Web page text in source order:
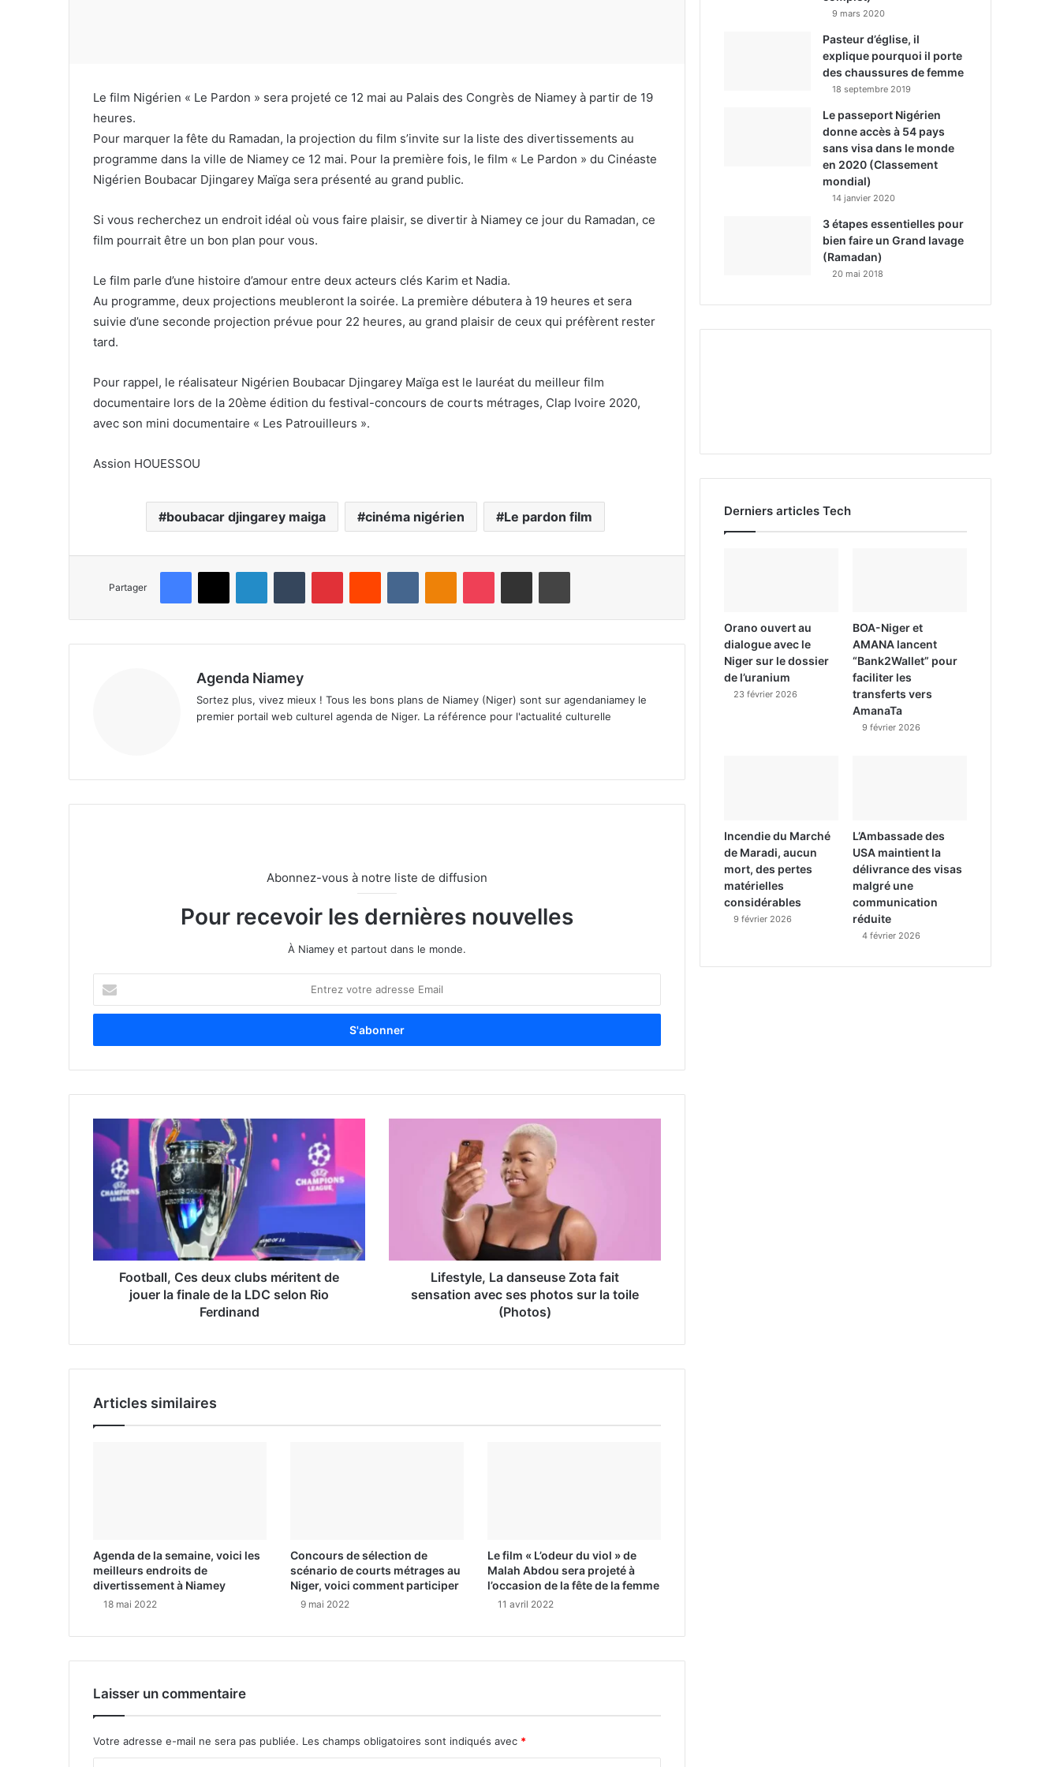
Le film Nigérien « Le Pardon » sera projeté ce 12 mai au Palais des Congrès de Niamey à partir de 19
heures.
Pour marquer la fête du Ramadan, la projection du film s’invite sur la liste des divertissements au
programme dans la ville de Niamey ce 12 mai. Pour la première fois, le film « Le Pardon » du Cinéaste
Nigérien Boubacar Djingarey Maïga sera présenté au grand public.
Si vous recherchez un endroit idéal où vous faire plaisir, se divertir à Niamey ce jour du Ramadan, ce
film pourrait être un bon plan pour vous.
Le film parle d’une histoire d’amour entre deux acteurs clés Karim et Nadia.
Au programme, deux projections meubleront la soirée. La première débutera à 19 heures et sera
suivie d’une seconde projection prévue pour 22 heures, au grand plaisir de ceux qui préfèrent rester
tard.
Pour rappel, le réalisateur Nigérien Boubacar Djingarey Maïga est le lauréat du meilleur film
documentaire lors de la 20ème édition du festival-concours de courts métrages, Clap Ivoire 2020,
avec son mini documentaire « Les Patrouilleurs ».
Assion HOUESSOU
boubacar djingarey maiga cinéma nigérien Le pardon film
Partager
Agenda Niamey
Sortez plus, vivez mieux ! Tous les bons plans de Niamey (Niger) sont sur agendaniamey le
premier portail web culturel agenda de Niger. La référence pour l'actualité culturelle
Abonnez-vous à notre liste de diffusion
Pour recevoir les dernières nouvelles
À Niamey et partout dans le monde.
t
e
o
r
e
s
s
e
l
Football, Ces deux clubs méritent de
jouer la finale de la LDC selon Rio
Ferdinand
Lifestyle, La danseuse Zota fait
sensation avec ses photos sur la toile
(Photos)
Articles similaires
Agenda de la semaine, voici les
meilleurs endroits de
divertissement à Niamey
18 mai 2022
Concours de sélection de
scénario de courts métrages au
Niger, voici comment participer
9 mai 2022
Le film « L’odeur du viol » de
Malah Abdou sera projeté à
l’occasion de la fête de la femme
11 avril 2022
Laisser un commentaire
Votre adresse e-mail ne sera pas publiée. Les champs obligatoires sont indiqués avec *
9 mars 2020
Pasteur d’église, il
explique pourquoi il porte
des chaussures de femme
18 septembre 2019
Le passeport Nigérien
donne accès à 54 pays
sans visa dans le monde
en 2020 (Classement
mondial)
14 janvier 2020
3 étapes essentielles pour
bien faire un Grand lavage
(Ramadan)
20 mai 2018
Derniers articles Tech
Orano ouvert au
dialogue avec le
Niger sur le dossier
de l’uranium
23 février 2026
BOA-Niger et
AMANA lancent
“Bank2Wallet” pour
faciliter les
transferts vers
AmanaTa
9 février 2026
Incendie du Marché
de Maradi, aucun
mort, des pertes
matérielles
considérables
9 février 2026
L’Ambassade des
USA maintient la
délivrance des visas
malgré une
communication
réduite
4 février 2026